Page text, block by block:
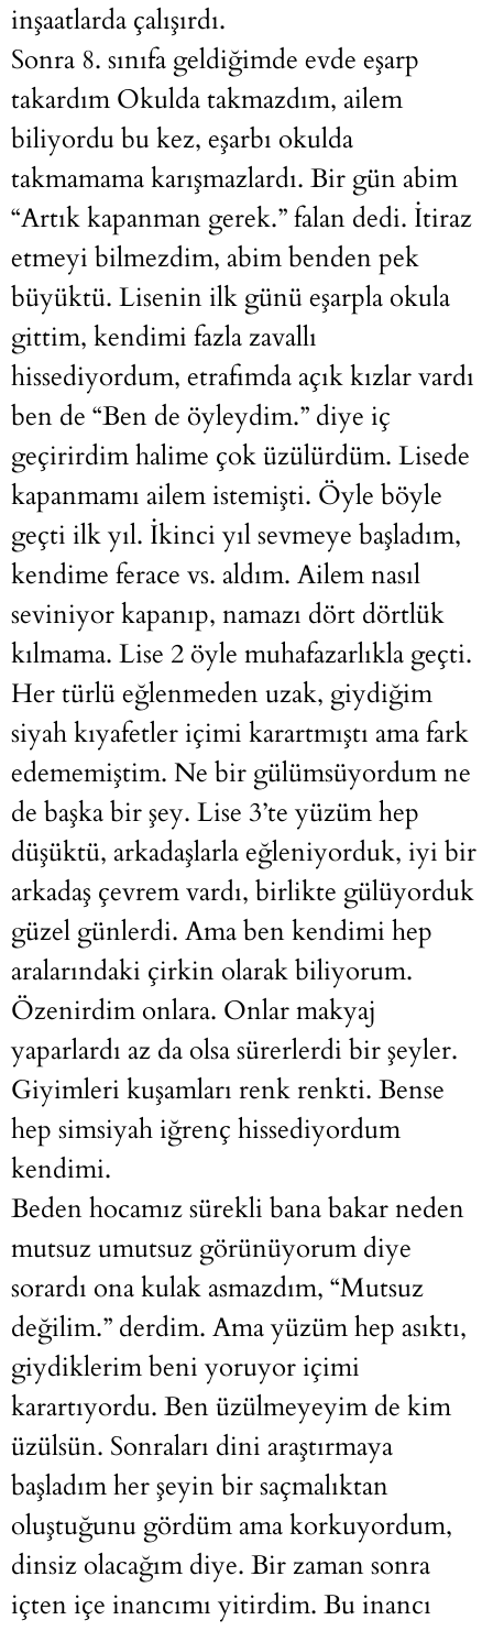
inşaatlarda çalışırdı.
Sonra 8. sınıfa geldiğimde evde eşarp
takardım Okulda takmazdım, ailem
biliyordu bu kez, eşarbı okulda
takmamama karışmazlardı. Bir gün abim
“Artık kapanman gerek.” falan dedi. İtiraz
etmeyi bilmezdim, abim benden pek
büyüktü. Lisenin ilk günü eşarpla okula
gittim, kendimi fazla zavallı
hissediyordum, etrafımda açık kızlar vardı
ben de “Ben de öyleydim.” diye iç
geçirirdim halime çok üzülürdüm. Lisede
kapanmamı ailem istemişti. Öyle böyle
geçti ilk yıl. İkinci yıl sevmeye başladım,
kendime ferace vs. aldım. Ailem nasıl
seviniyor kapanıp, namazı dört dörtlük
kılmama. Lise 2 öyle muhafazarlıkla geçti.
Her türlü eğlenmeden uzak, giydiğim
siyah kıyafetler içimi karartmıştı ama fark
edememiştim. Ne bir gülümsüyordum ne
de başka bir şey. Lise 3’te yüzüm hep
düşüktü, arkadaşlarla eğleniyorduk, iyi bir
arkadaş çevrem vardı, birlikte gülüyorduk
güzel günlerdi. Ama ben kendimi hep
aralarındaki çirkin olarak biliyorum.
Özenirdim onlara. Onlar makyaj
yaparlardı az da olsa sürerlerdi bir şeyler.
Giyimleri kuşamları renk renkti. Bense
hep simsiyah iğrenç hissediyordum
kendimi.
Beden hocamız sürekli bana bakar neden
mutsuz umutsuz görünüyorum diye
sorardı ona kulak asmazdım, “Mutsuz
değilim.” derdim. Ama yüzüm hep asıktı,
giydiklerim beni yoruyor içimi
karartıyordu. Ben üzülmeyeyim de kim
üzülsün. Sonraları dini araştırmaya
başladım her şeyin bir saçmalıktan
oluştuğunu gördüm ama korkuyordum,
dinsiz olacağım diye. Bir zaman sonra
içten içe inancımı yitirdim. Bu inancı